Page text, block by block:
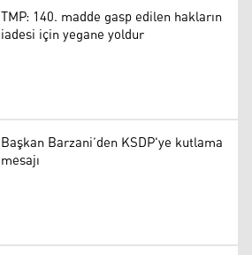
TMP: 140. madde gasp edilen hakların
iadesi için yegane yoldur
Başkan Barzani’den KSDP'ye kutlama
mesajı